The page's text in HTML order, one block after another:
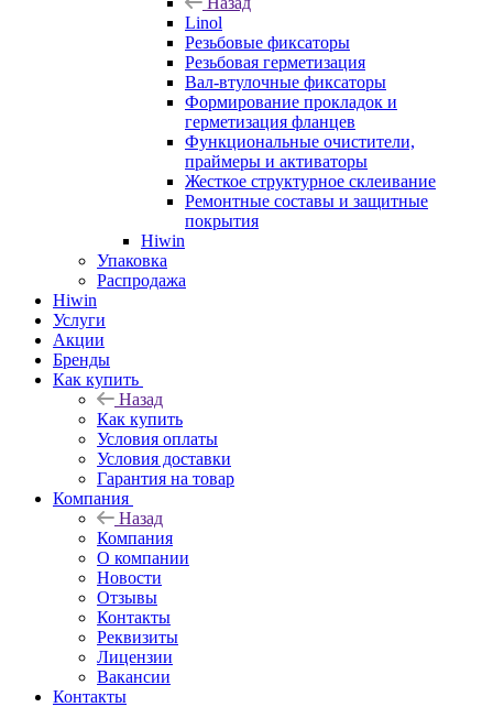
Linol
Резьбовые фиксаторы
Резьбовая герметизация
Вал-втулочные фиксаторы
Формирование прокладок и
герметизация фланцев
Функциональные очистители,
праймеры и активаторы
Жесткое структурное склеивание
Ремонтные составы и защитные
покрытия
Hiwin
Упаковка
Распродажа
Hiwin
Услуги
Акции
Бренды
Как купить
Назад
Как купить
Условия оплаты
Условия доставки
Гарантия на товар
Компания
Назад
Компания
О компании
Новости
Отзывы
Контакты
Реквизиты
Лицензии
Вакансии
Контакты